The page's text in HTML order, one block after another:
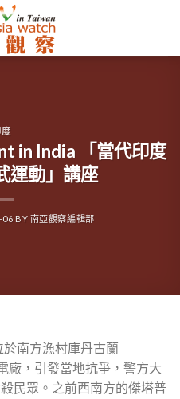
in India 「當代印度
運動」講座
06 BY 南亞觀察編輯部
南方漁村庫丹古蘭
廠，引發當地抗爭，警方大
民眾。之前西南方的傑塔普